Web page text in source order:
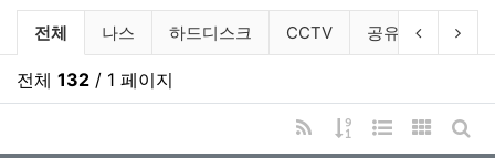
제품정보 분류 목록
전체 나스 하드디스크 CCTV 공유기 악세
이전 분류
다
전체 132 / 1 페이지
RSS
게시물 정렬
웹진 스타일
갤러리게